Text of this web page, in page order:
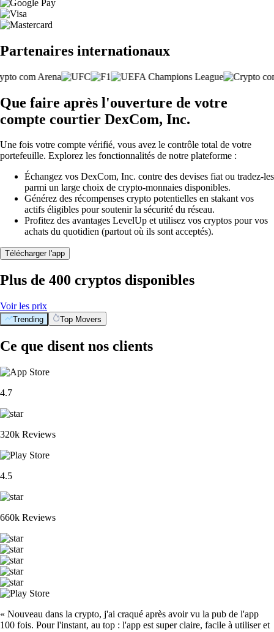
Partenaires internationaux
Que faire après l'ouverture de votre
compte courtier DexCom, Inc.
Une fois votre compte vérifié, vous avez le contrôle total de votre
portefeuille. Explorez les fonctionnalités de notre plateforme :
Échangez vos DexCom, Inc. contre des devises fiat ou tradez-les
parmi un large choix de crypto-monnaies disponibles.
Générez des récompenses crypto potentielles en stakant vos
actifs éligibles pour soutenir la sécurité du réseau.
Profitez des avantages LevelUp et utilisez vos cryptos pour vos
achats du quotidien (partout où ils sont acceptés).
Télécharger l'app
Plus de 400 cryptos disponibles
Voir les prix
Trending Top Movers
Ce que disent nos clients
4.7
320k Reviews
4.5
660k Reviews
« Nouveau dans la crypto, j'ai craqué après avoir vu la pub de l'app
100 fois. Pour l'instant, au top : l'app est super claire, facile à utiliser et